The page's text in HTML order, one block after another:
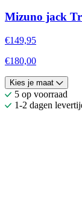
Mizuno jack
€149,95
€180,00
Kies je maat
5 op voorraad
1-2 dagen